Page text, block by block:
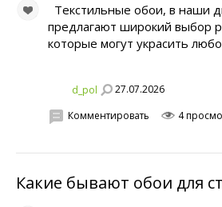
Текстильные обои, в наши
предлагают широкий выбор
которые могут украсить
d_pol 27.07.2026
Комментировать 4
Какие бывают обои для